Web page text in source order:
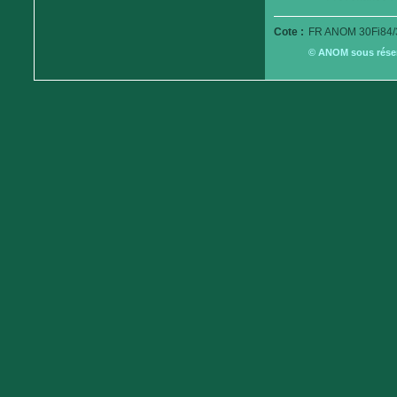
Cote : FR ANOM
© ANOM sous